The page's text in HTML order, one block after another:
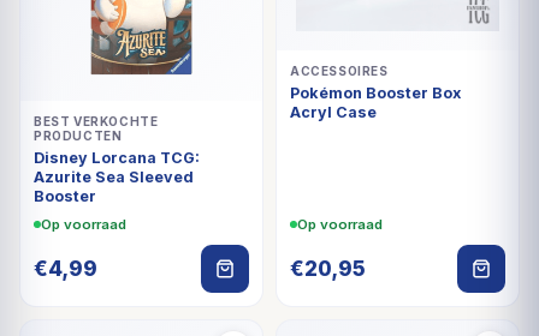
BEST VERKOCHTE
PRODUCTEN
Disney Lorcana TCG:
Azurite Sea Sleeved
Booster
Op voorraad
€4,99
ACCESSOIRES
Pokémon Booster Box
Acryl Case
Op voorraad
€20,95